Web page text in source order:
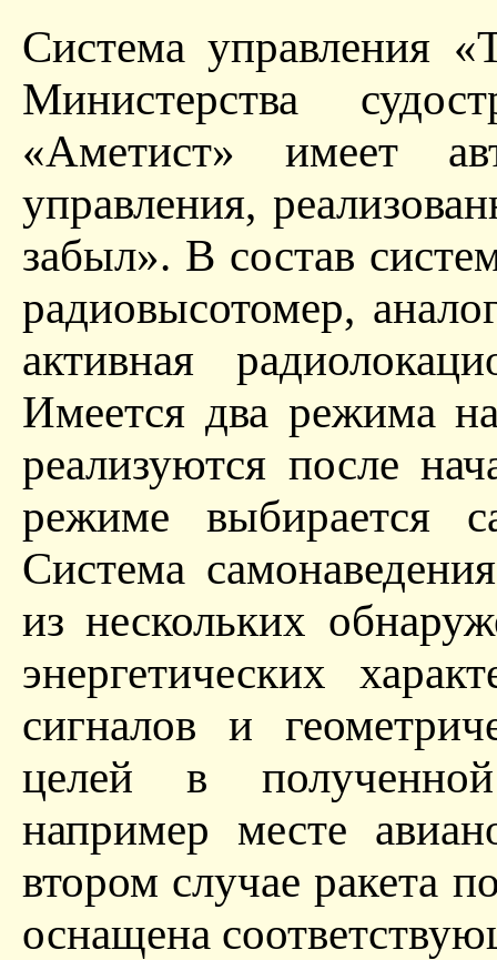
Система управления
Министерства
«Аметист» имеет
управления,
забыл». В состав
радиовысотомер,
активная
Имеется два режима
реализуются после
режиме выбирается
Система
из нескольких
энергетических
сигналов и
целей в полученной
например месте
втором случае ракета
оснащена